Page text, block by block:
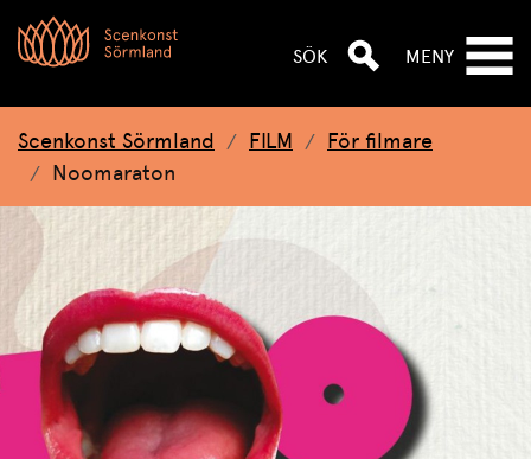
SÖK MENY
Scenkonst Sörmland FILM
För filmare
Noomaraton